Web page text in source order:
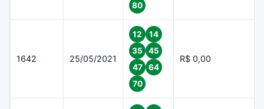
80
1642 25/05/2021
12
14
35
45
47
64
70
R$ 0,00